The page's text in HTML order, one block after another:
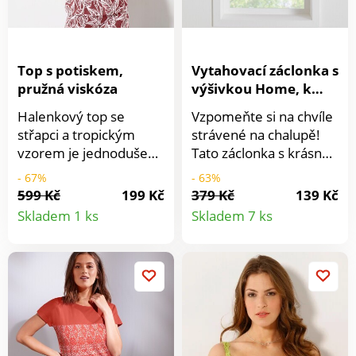
Top s potiskem,
pružná viskóza
Halenkový top se
střapci a tropickým
vzorem je jednoduše
skvělý! Z pružného
komfortního žerzeje.
Kulatý výstřih s
průstřihem a šňůrkou
spodní lem. Potisk.
Halenkový look.
- 67%
599 Kč
199 Kč
Skladem 1 ks
Detail
Vytahovací záclonka s
výšivkou Home, k
provléknutí
garnýžovou tyčkou
Vzpomeňte si na chvíle
strávené na chalupě!
Tato záclonka s krásnou
výšivkou a macramé
Vám je připomene.
Kontrastní výšivka
Home. Zakončení
vytáhne pomocí stuh
na zavázání. Zakončení
tunýlkem pro protažení
garnýžové tyčky.
Prodáváno jednotlivě.
- 63%
379 Kč
139 Kč
Skladem 7 ks
Detail